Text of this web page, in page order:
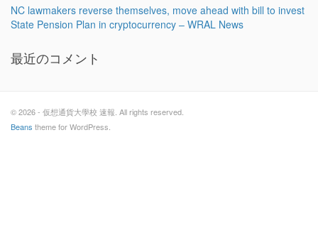
NC lawmakers reverse themselves, move ahead with bill to invest
State Pension Plan in cryptocurrency – WRAL News
最近のコメント
© 2026 - 仮想通貨大學校 速報. All rights reserved.
Beans theme for WordPress.